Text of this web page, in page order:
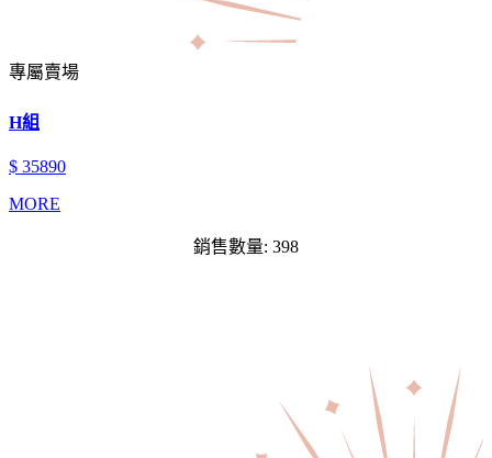
專屬賣場
H組
$ 35890
MORE
銷售數量: 398